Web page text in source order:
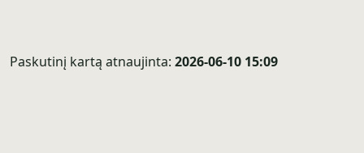
Paskutinį kartą atnaujinta: 2026-06-10 15:09